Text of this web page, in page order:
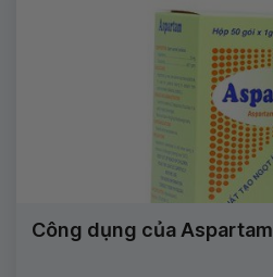
Công dụng của Aspartam